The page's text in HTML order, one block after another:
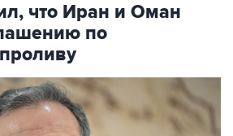
что Иран и Оман
по